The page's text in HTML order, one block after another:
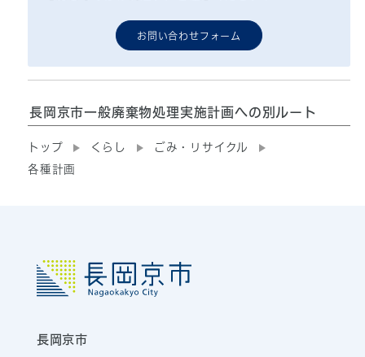
お問い合わせフォーム
長岡京市一般廃棄物処理実施計画への別ルート
トップ くらし
ごみ・リサイクル
各種計画
長岡京市